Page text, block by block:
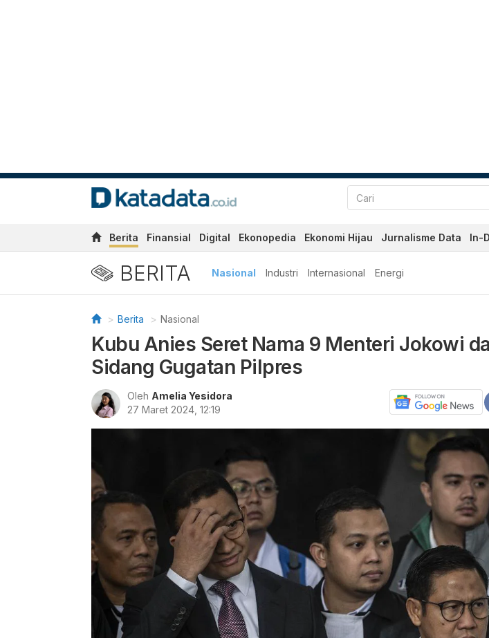
Berita Finansial Digital Ekonopedia Ekonomi Hijau Jurnalisme Data In-
BERITA Nasional Industri Internasional Energi
Berita Nasional
Kubu Anies Seret Nama 9 Menteri Jokowi
Sidang Gugatan Pilpres
Oleh Amelia Yesidora
27 Maret 2024, 12:19